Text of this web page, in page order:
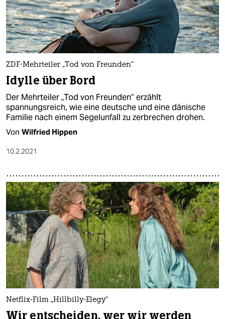
ZDF-Mehrteiler „Tod von Freunden“
Idylle über Bord
Der Mehrteiler „Tod von Freunden“ erzählt
spannungsreich, wie eine deutsche und eine dänische
Familie nach einem Segelunfall zu zerbrechen drohen.
Von Wilfried Hippen
10.2.2021
Netflix-Film „Hillbilly-Elegy“
Wir entscheiden, wer wir werden